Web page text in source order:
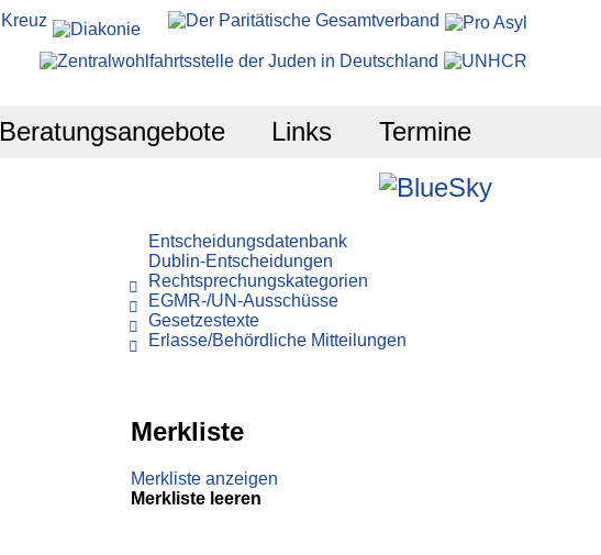
Beratungsangebote Links Termine
Entscheidungsdatenbank
Dublin-Entscheidungen
Rechtsprechungskategorien
EGMR-/UN-Ausschüsse
Gesetzestexte
Erlasse/Behördliche Mitteilungen
Merkliste
Merkliste anzeigen
Merkliste leeren